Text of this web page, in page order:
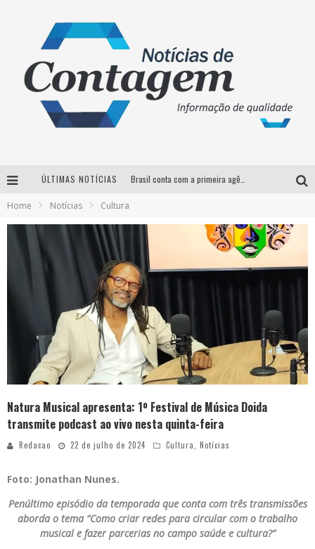
ÚLTIMAS NOTÍCIAS
Votação para o concurso Rainha do Pedro Leopoldo Rodeio Show 2026 é liberada no G1
Home Notícias Cultura
Natura Musical apresenta: 1º Festival de Música Doida
transmite podcast ao vivo nesta quinta-feira
Redacao 22 de julho de 2024 Cultura, Notícias
Foto: Jonathan Nunes.
Penúltimo episódio da temporada que conta com três transmissões
aborda o tema “Como criar redes para circular com o trabalho
musical e fazer parcerias no campo saúde e cultura?”